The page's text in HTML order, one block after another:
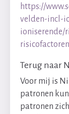
https://
velden-incl-
ioniserende/
Terug naar
Voor mij is
patronen
patronen